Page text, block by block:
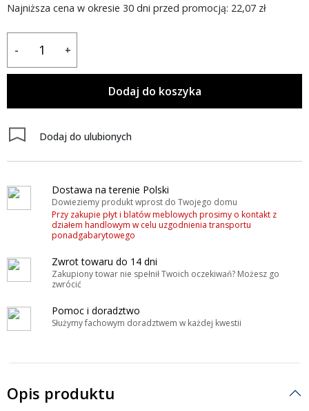
Najniższa cena w okresie 30 dni przed promocją: 22,07 zł
- +
Dodaj do koszyka
Dodaj do ulubionych
Dostawa na terenie Polski
Dowieziemy produkt wprost do Twojego domu
Przy zakupie płyt i blatów meblowych prosimy o kontakt z
działem handlowym w celu uzgodnienia transportu
ponadgabarytowego
Zwrot towaru do 14 dni
Zakupiony towar nie spełnił Twoich oczekiwań? Możesz go
zwrócić
Pomoc i doradztwo
Służymy fachowym doradztwem w każdej kwestii
Opis produktu